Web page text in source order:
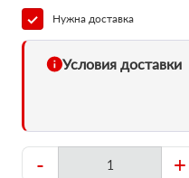
Нужна доставка
Условия доставки
- +